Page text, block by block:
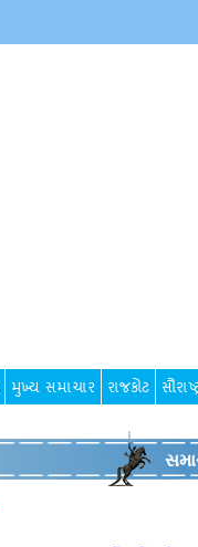
મુખ્ય સમાચાર રાજકોટ